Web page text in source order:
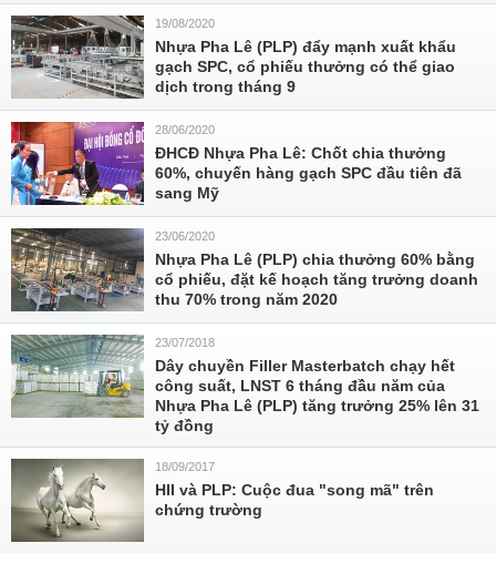
19/08/2020
Nhựa Pha Lê (PLP) đẩy mạnh xuất khẩu
gạch SPC, cổ phiếu thưởng có thể giao
dịch trong tháng 9
28/06/2020
ĐHCĐ Nhựa Pha Lê: Chốt chia thưởng
60%, chuyến hàng gạch SPC đầu tiên đã
sang Mỹ
23/06/2020
Nhựa Pha Lê (PLP) chia thưởng 60% bằng
cổ phiếu, đặt kế hoạch tăng trưởng doanh
thu 70% trong năm 2020
23/07/2018
Dây chuyền Filler Masterbatch chạy hết
công suất, LNST 6 tháng đầu năm của
Nhựa Pha Lê (PLP) tăng trưởng 25% lên 31
tỷ đồng
18/09/2017
HII và PLP: Cuộc đua "song mã" trên
chứng trường